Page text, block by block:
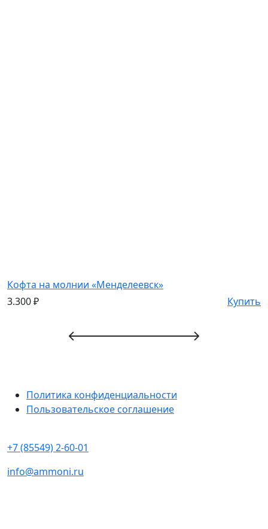
Кофта на молнии «Менделеевск»
3.300₽ Купить
Политика конфиденциальности
Пользовательское соглашение
+7 (85549) 2-60-01
info@ammoni.ru